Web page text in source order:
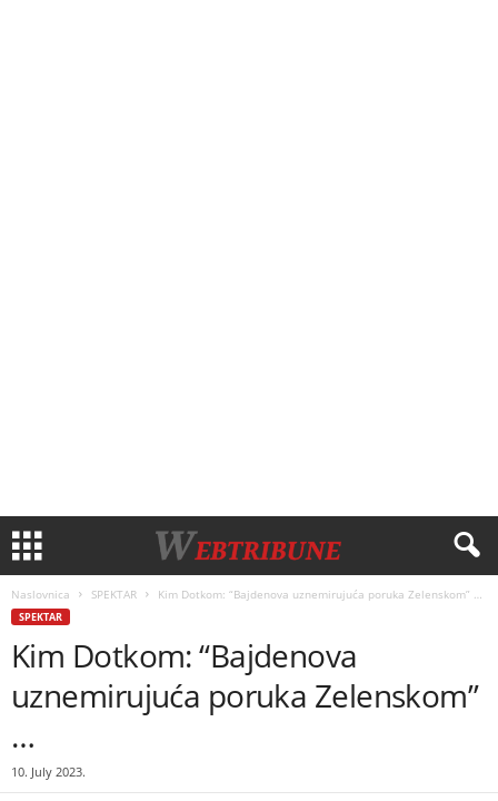
Naslovnica SPEKTAR Kim Dotkom: “Bajdenova uznemirujuća poruka Zelenskom” …
SPEKTAR
Kim Dotkom: “Bajdenova
uznemirujuća poruka Zelenskom”
…
10. July 2023.